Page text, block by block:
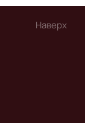
Наверх